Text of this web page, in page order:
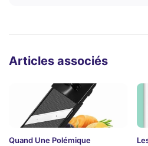
Articles associés
Quand Une Polémique